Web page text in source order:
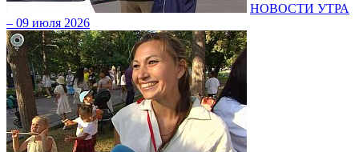
НОВОСТИ УТРА
– 09 июля 2026